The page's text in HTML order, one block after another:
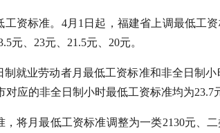
资标准。4月1日起，福建省上调最低工
元、23元、21.5元、20元。
就业劳动者月最低工资标准和非全日制
应的非全日制小时最低工资标准均为23.7
将月最低工资标准调整为一类2130元、